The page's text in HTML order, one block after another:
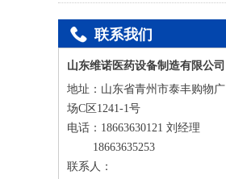
 联系我们
山东维诺医药设备制造有限公司
地址：山东省青州市泰丰购物广
场C区1241-1号
电话：18663630121 刘经理
18663635253
联系人：